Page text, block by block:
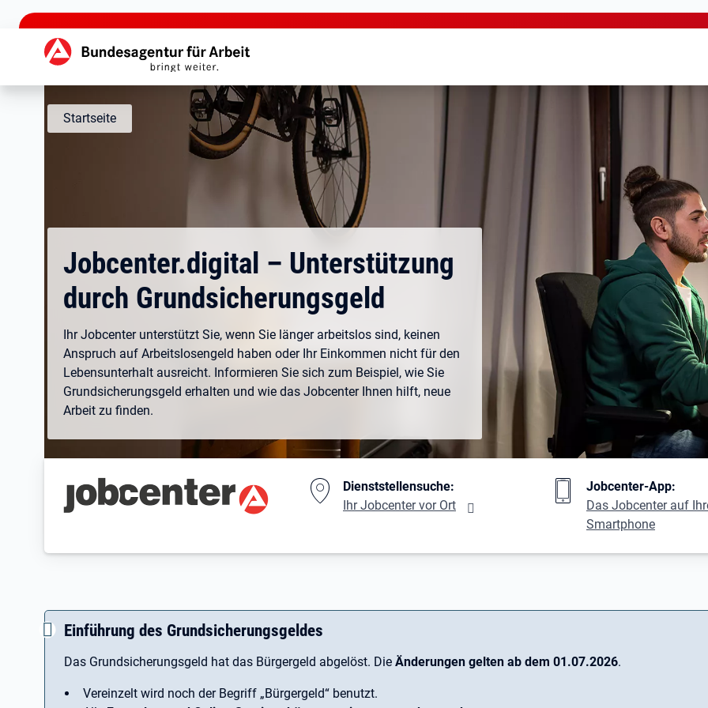
zu den Hauptinhalten springen
Hauptnavigation
Startseite
Jobcenter.digital – Unterstützung
durch Grundsicherungsgeld
Ihr Jobcenter unterstützt Sie, wenn Sie länger arbeitslos sind, keinen
Anspruch auf Arbeitslosengeld haben oder Ihr Einkommen nicht für den
Lebensunterhalt ausreicht. Informieren Sie sich zum Beispiel, wie Sie
Grundsicherungsgeld erhalten und wie das Jobcenter Ihnen hilft, neue
Arbeit zu finden.
Branding-Bereich BeschreibungDienststellensuche:
Ihr Jobcenter vor Ort
Jobcenter-App:
Das Jobcenter auf
Smartphone
Einführung des Grundsicherungsgeldes
Das Grundsicherungsgeld hat das Bürgergeld abgelöst. Die Änderungen gelten ab dem 01.07.2026.
Vereinzelt wird noch der Begriff ­„Bürgergeld“ benutzt.